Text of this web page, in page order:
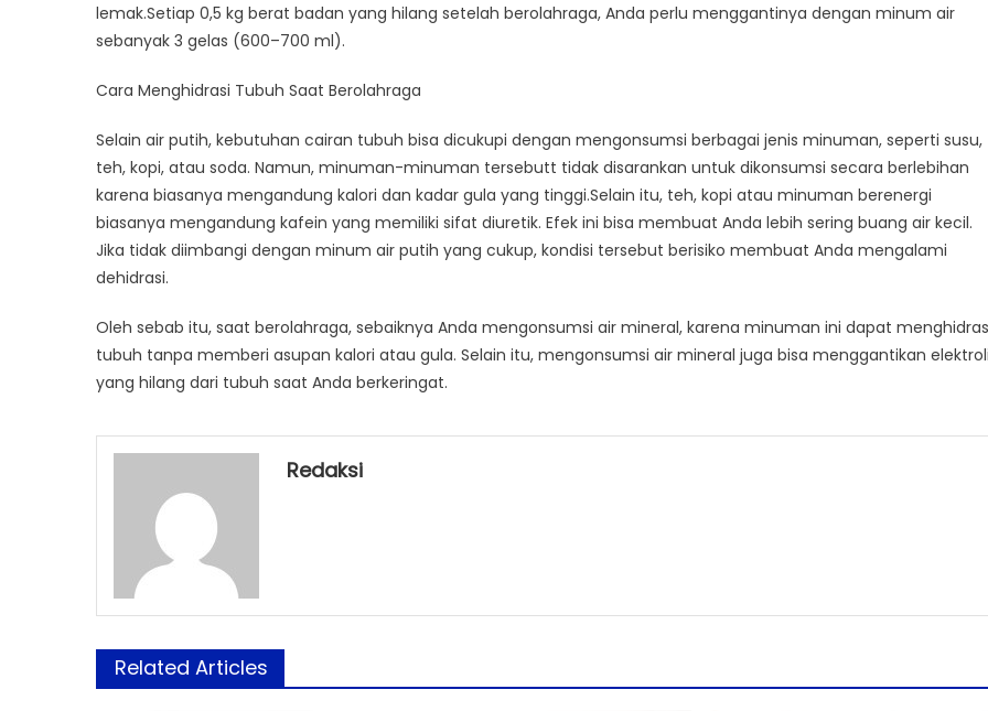
lemak.Setiap 0,5 kg berat badan yang hilang setelah berolahraga, Anda perlu menggantinya dengan minum air
sebanyak 3 gelas (600–700 ml).
Cara Menghidrasi Tubuh Saat Berolahraga
Selain air putih, kebutuhan cairan tubuh bisa dicukupi dengan mengonsumsi berbagai jenis minuman, seperti susu,
teh, kopi, atau soda. Namun, minuman-minuman tersebutt tidak disarankan untuk dikonsumsi secara berlebihan
karena biasanya mengandung kalori dan kadar gula yang tinggi.Selain itu, teh, kopi atau minuman berenergi
biasanya mengandung kafein yang memiliki sifat diuretik. Efek ini bisa membuat Anda lebih sering buang air kecil.
Jika tidak diimbangi dengan minum air putih yang cukup, kondisi tersebut berisiko membuat Anda mengalami
dehidrasi.
Oleh sebab itu, saat berolahraga, sebaiknya Anda mengonsumsi air mineral, karena minuman ini dapat
tubuh tanpa memberi asupan kalori atau gula. Selain itu, mengonsumsi air mineral juga bisa menggantikan
yang hilang dari tubuh saat Anda berkeringat.
Redaksi
Related Articles